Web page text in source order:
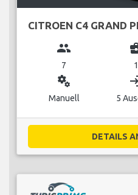
CITROEN C4 GRAND
group
7 1
miscellaneous_services
Manuell 5
DETAILS